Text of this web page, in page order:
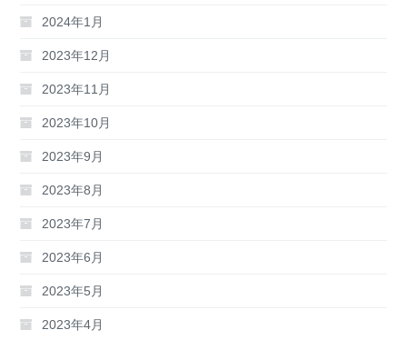
2024年1月
2023年12月
2023年11月
2023年10月
2023年9月
2023年8月
2023年7月
2023年6月
2023年5月
2023年4月